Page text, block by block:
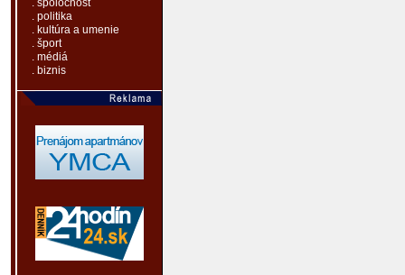
. spoločnosť
. politika
. kultúra a umenie
. šport
. médiá
. biznis